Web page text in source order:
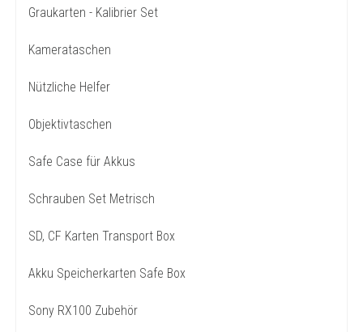
Graukarten - Kalibrier Set
Kamerataschen
Nützliche Helfer
Objektivtaschen
Safe Case für Akkus
Schrauben Set Metrisch
SD, CF Karten Transport Box
Akku Speicherkarten Safe Box
Sony RX100 Zubehör